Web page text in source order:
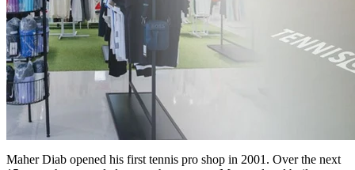
Maher Diab opened his first tennis pro shop in 2001. Over the next